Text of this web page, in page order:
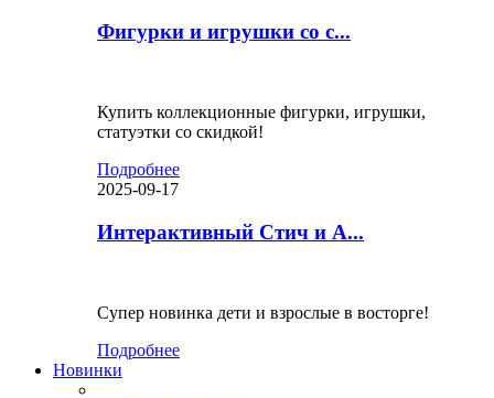
Фигурки и игрушки со с...
Купить коллекционные фигурки, игрушки,
статуэтки со скидкой!
Подробнее
2025-09-17
Интерактивный Стич и А...
Супер новинка дети и взрослые в восторге!
Подробнее
Новинки